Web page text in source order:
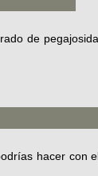
de
hacer con